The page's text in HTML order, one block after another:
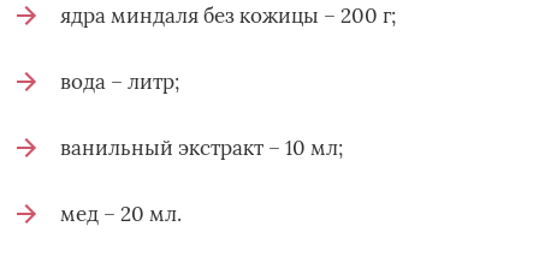
ядра миндаля без кожицы – 200 г;
вода – литр;
ванильный экстракт – 10 мл;
мед – 20 мл.